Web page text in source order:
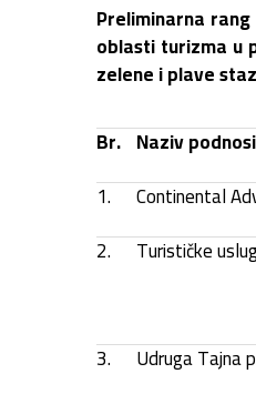
Preliminarna
oblasti turizma u
zelene i plave
Br. Naziv
1.
Continental
2.
Turističke
3.
Udruga Tajna